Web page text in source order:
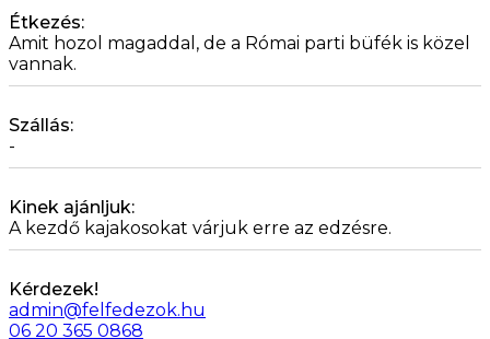
Étkezés:
Amit hozol magaddal, de a Római parti büfék is közel
vannak.
Szállás:
-
Kinek ajánljuk:
A kezdő kajakosokat várjuk erre az edzésre.
Kérdezek!
admin@felfedezok.hu
06 20 365 0868